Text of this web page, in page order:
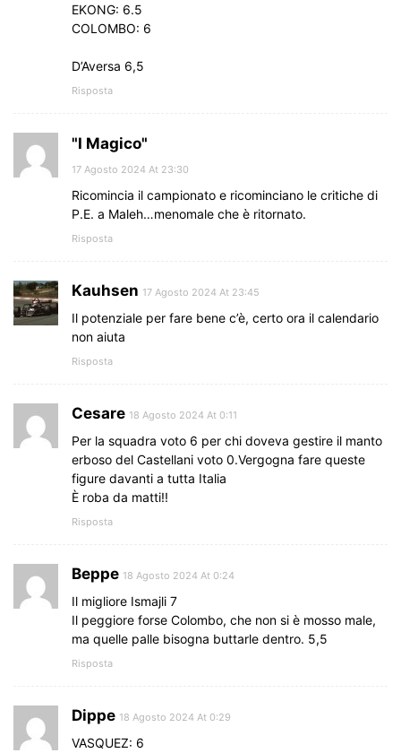
EKONG: 6.5
COLOMBO: 6
D’Aversa 6,5
Risposta
"I Magico"
17 Agosto 2024 At 23:30
Ricomincia il campionato e ricominciano le critiche di
P.E. a Maleh…menomale che è ritornato.
Risposta
Kauhsen 17 Agosto 2024 At 23:45
Il potenziale per fare bene c’è, certo ora il calendario
non aiuta
Risposta
Cesare 18 Agosto 2024 At 0:11
Per la squadra voto 6 per chi doveva gestire il manto
erboso del Castellani voto 0.Vergogna fare queste
figure davanti a tutta Italia
È roba da matti!!
Risposta
Beppe 18 Agosto 2024 At 0:24
Il migliore Ismajli 7
Il peggiore forse Colombo, che non si è mosso male,
ma quelle palle bisogna buttarle dentro. 5,5
Risposta
Dippe 18 Agosto 2024 At 0:29
VASQUEZ: 6